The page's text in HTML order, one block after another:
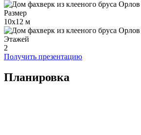
Размер
10x12 м
Этажей
2
Получить презентацию
Планировка